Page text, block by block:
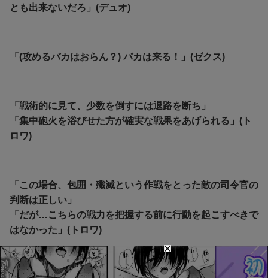
とも出来ないだろ」(デュオ)
「(攻めるバカはおらん？) バカは来る！」(ゼクス)
「戦術的に見て、少数を倒すには退路を断ち」
「集中砲火を浴びせた方が確実な戦果をあげられる」(ト
ロワ)
「この場合、包囲・殲滅という作戦をとった敵の司令官の
判断は正しい」
「だが…こちらの戦力を把握する前に行動を起こすべきで
はなかった」(トロワ)